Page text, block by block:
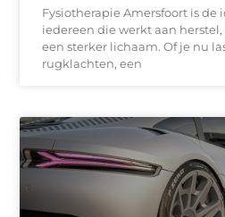
Fysiotherapie Amersfoort is de
iedereen die werkt aan
een sterker lichaam. Of je nu
rugklachten, een